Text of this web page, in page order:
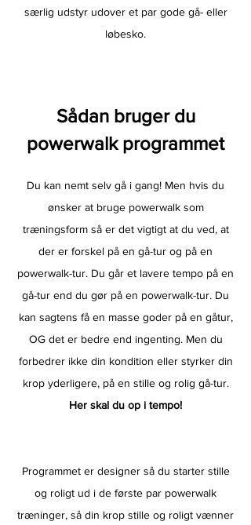
særlig udstyr udover et par gode gå- eller
løbesko.
Sådan bruger du
powerwalk programmet
Du kan nemt selv gå i gang! Men hvis du
ønsker at bruge powerwalk som
træningsform så er det vigtigt at du ved, at
der er forskel på en gå-tur og på en
powerwalk-tur. Du går et lavere tempo på en
gå-tur end du gør på en powerwalk-tur. Du
kan sagtens få en masse goder på en gåtur,
OG det er bedre end ingenting. Men du
forbedrer ikke din kondition eller styrker din
krop yderligere, på en stille og rolig gå-tur.
Her skal du op i tempo!
Programmet er designer så du starter stille
og roligt ud i de første par powerwalk
træninger, så din krop stille og roligt vænner